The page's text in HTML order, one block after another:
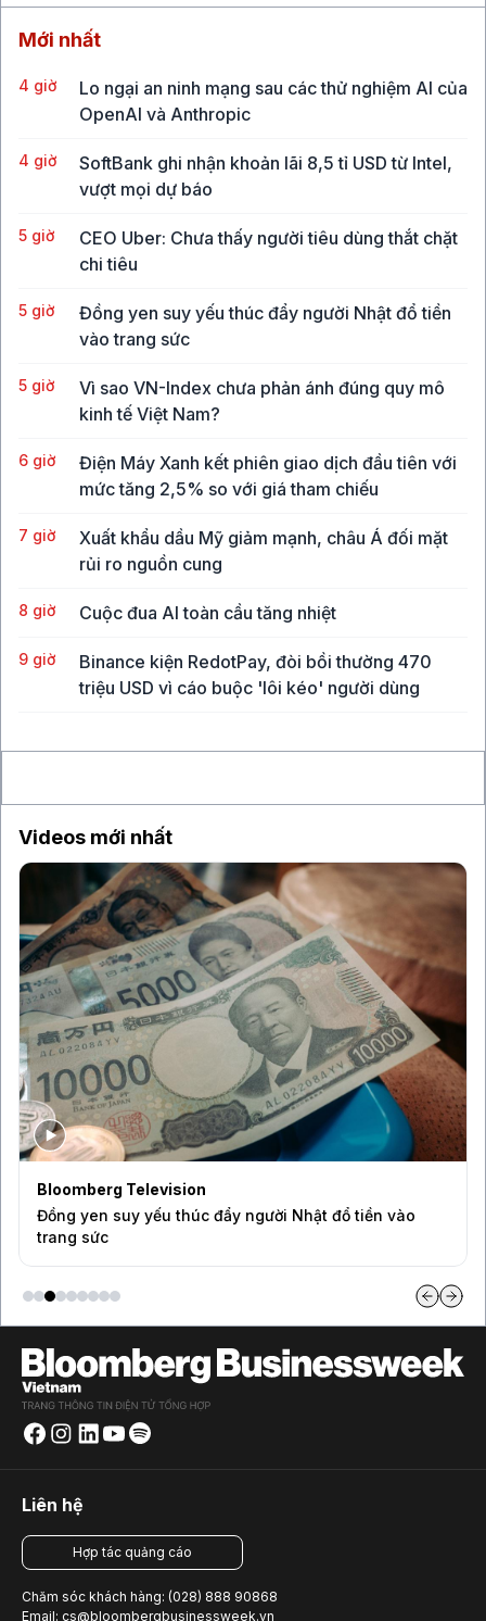
Mới nhất
4 giờ
Lo ngại an ninh mạng sau các thử nghiệm AI của
OpenAI và Anthropic
4 giờ
SoftBank ghi nhận khoản lãi 8,5 tỉ USD từ Intel,
vượt mọi dự báo
5 giờ
CEO Uber: Chưa thấy người tiêu dùng thắt chặt
chi tiêu
5 giờ
Đồng yen suy yếu thúc đẩy người Nhật đổ tiền
vào trang sức
5 giờ
Vì sao VN-Index chưa phản ánh đúng quy mô
kinh tế Việt Nam?
6 giờ
Điện Máy Xanh kết phiên giao dịch đầu tiên với
mức tăng 2,5% so với giá tham chiếu
7 giờ
Xuất khẩu dầu Mỹ giảm mạnh, châu Á đối mặt
rủi ro nguồn cung
8 giờ Cuộc đua AI toàn cầu tăng nhiệt
9 giờ
Binance kiện RedotPay, đòi bồi thường 470
triệu USD vì cáo buộc 'lôi kéo' người dùng
Videos mới nhất
thúc đẩy người Nhật đổ tiền vào
Vì sao VN-Index
Liên hệ
Hợp tác quảng cáo
Chăm sóc khách hàng: (028) 888 90868
Email: cs@bloombergbusinessweek.vn